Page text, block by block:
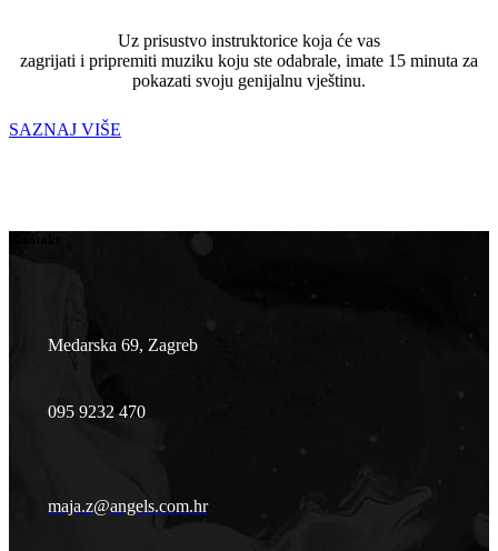
Uz prisustvo instruktorice koja će vas
zagrijati i pripremiti muziku koju ste odabrale, imate 15 minuta za
pokazati svoju genijalnu vještinu.
SAZNAJ VIŠE
Medarska 69, Zagreb
095 9232 470
maja.z@angels.com.hr